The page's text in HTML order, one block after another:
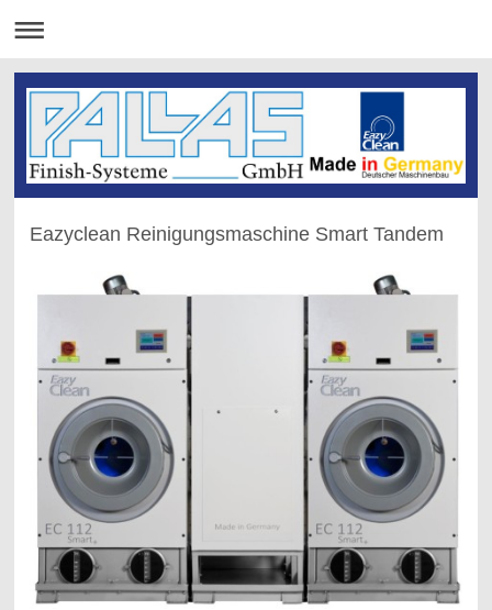
Eazyclean Reinigungsmaschine Smart Tandem